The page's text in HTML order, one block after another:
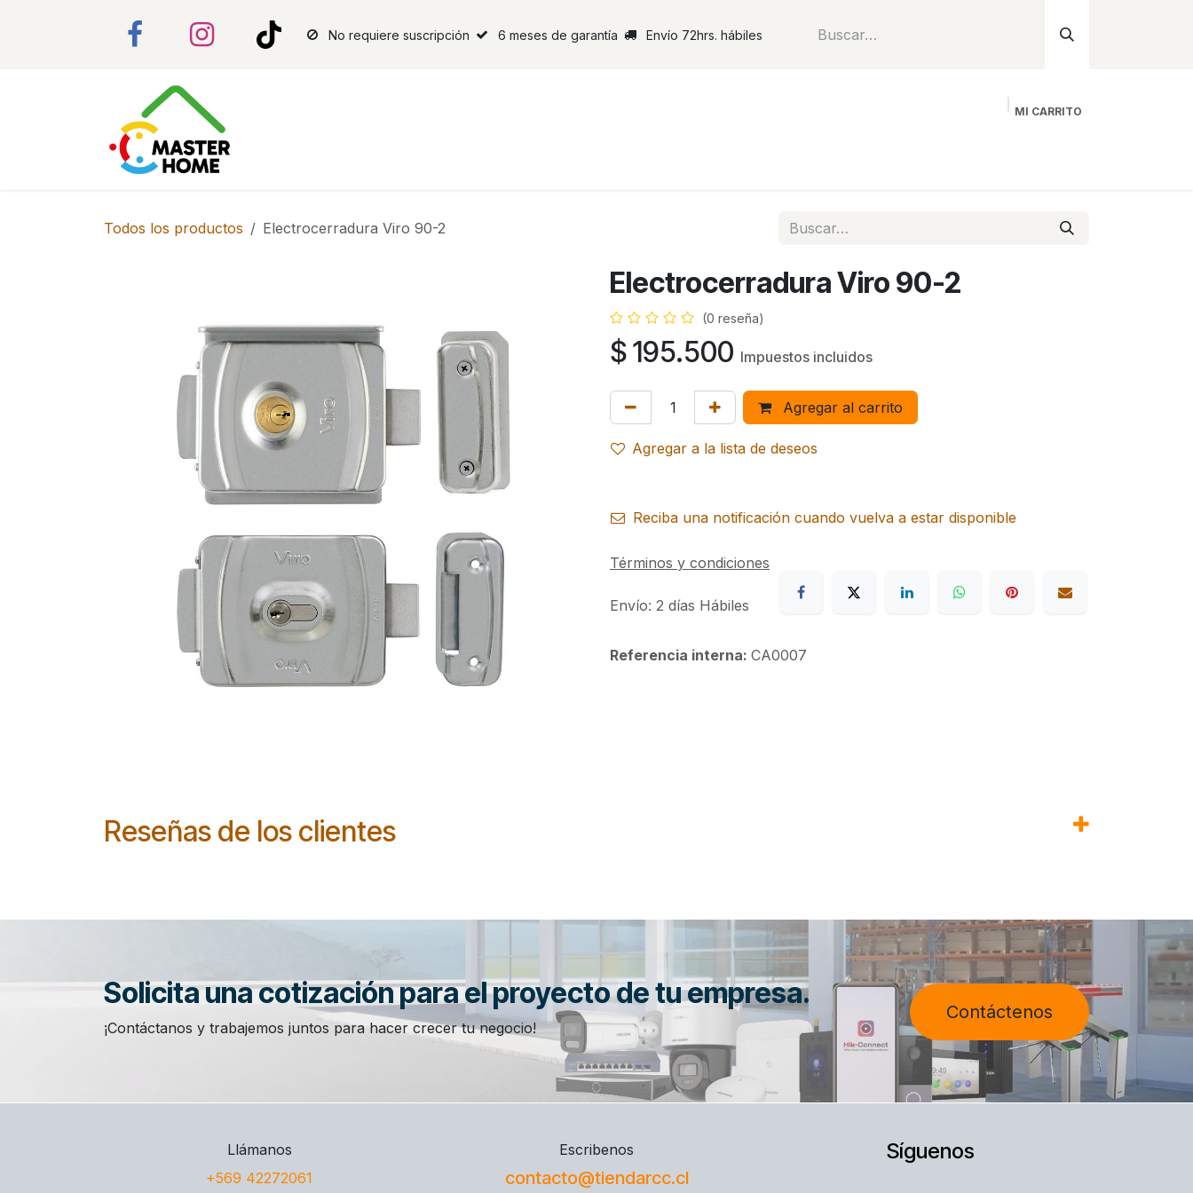
No requiere suscripción 6 meses de garantía Envío 72hrs. hábiles
MI CARRITO
Todos los productos Electrocerradura Viro 90-2
Electrocerradura Viro 90-2
(0 reseña)
$195.500 Impuestos incluidos
Agregar al carrito
Agregar a la lista de deseos
Reciba una notificación cuando vuelva a estar disponible
Términos y condiciones
Envío: 2 días Hábiles
Referencia interna: CA0007
Reseñas de los clientes
Solicita una cotización para el proyecto de tu empresa.
¡Contáctanos y trabajemos juntos para hacer crecer tu negocio!
Contáctenos
Llámanos
+569 42272061
Escribenos
contacto@tiendarcc.cl
Síguenos